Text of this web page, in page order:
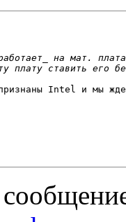
Intel и мы